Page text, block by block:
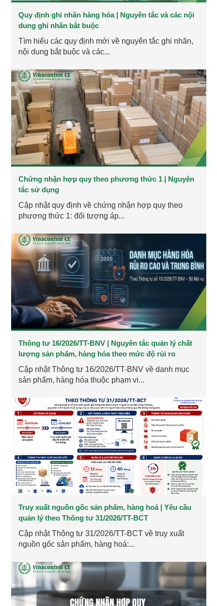
Quy định ghi nhãn hàng hóa | Nguyên tắc và các nội
dung ghi nhãn bắt buộc
Tìm hiểu các quy định mới về nguyên tắc ghi nhãn,
nội dung bắt buộc và các...
Chứng nhận hợp quy theo phương thức 1 | Nguyên
tắc sử dụng
Cập nhật quy định về chứng nhận hợp quy theo
phương thức 1: đối tượng áp...
Thông tư 16/2026/TT-BNV | Nguyên tắc quản lý chất
lượng sản phẩm, hàng hóa theo mức độ rủi ro
Cập nhật Thông tư 16/2026/TT-BNV về danh mục
sản phẩm, hàng hóa thuộc phạm vi...
Truy xuất nguồn gốc sản phẩm, hàng hoá | Yêu cầu
quản lý theo Thông tư 31/2026/TT-BCT
Cập nhật Thông tư 31/2026/TT-BCT về truy xuất
nguồn gốc sản phẩm, hàng hoá:...